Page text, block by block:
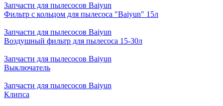
Запчасти для пылесосов Baiyun
Фильтр с кольцом для пылесоса "Baiyun" 15л
Запчасти для пылесосов Baiyun
Воздушный фильтр для пылесоса 15-30л
Запчасти для пылесосов Baiyun
Выключатель
Запчасти для пылесосов Baiyun
Клипса